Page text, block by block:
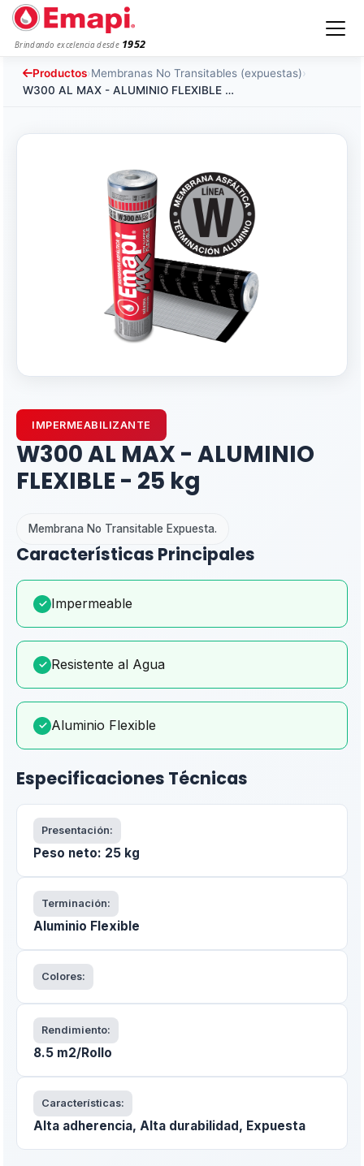
Brindando excelencia desde 1952
Productos›Membranas No Transitables (expuestas)›
W300 AL MAX - ALUMINIO FLEXIBLE - 25 kg
IMPERMEABILIZANTE
W300 AL MAX - ALUMINIO
FLEXIBLE - 25 kg
Membrana No Transitable Expuesta.
Características Principales
✓ Impermeable
✓ Resistente al Agua
✓ Aluminio Flexible
Especificaciones Técnicas
Presentación:
Peso neto: 25 kg
Terminación:
Aluminio Flexible
Colores:
Rendimiento:
8.5 m2/Rollo
Características:
Alta adherencia, Alta durabilidad, Expuesta